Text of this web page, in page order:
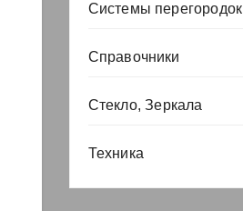
Системы перегородок
Справочники
Стекло, Зеркала
Техника